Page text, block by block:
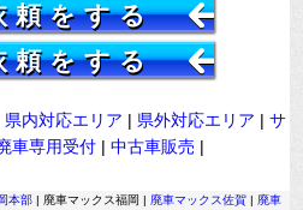
頼をする
頼をする
県内対応エリア | 県外対応エリア | サ
車専用受付 | 中古車販売 |
本部 | 廃車マックス福岡 | 廃車マックス佐賀 | 廃車